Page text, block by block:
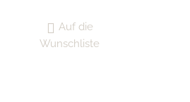
Auf die
Wunschliste